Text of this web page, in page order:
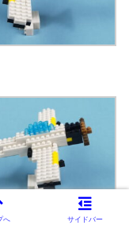
へ サイドバー